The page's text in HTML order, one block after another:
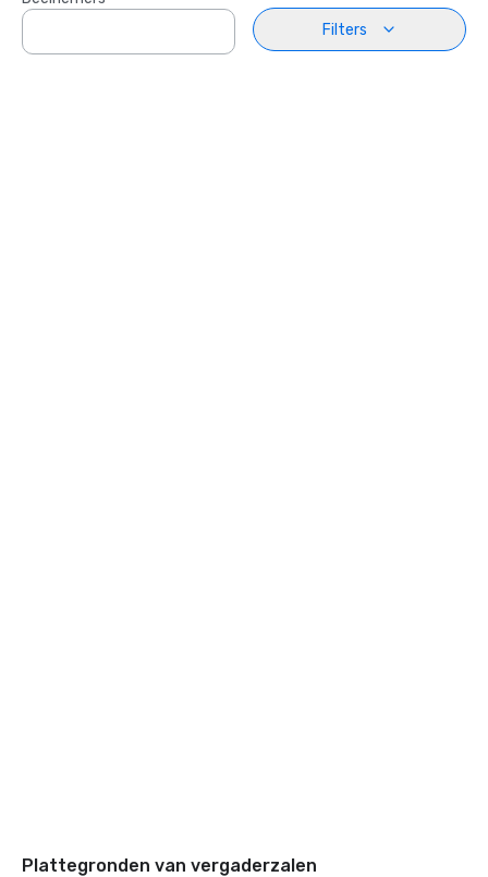
Filters
Plattegronden van vergaderzalen